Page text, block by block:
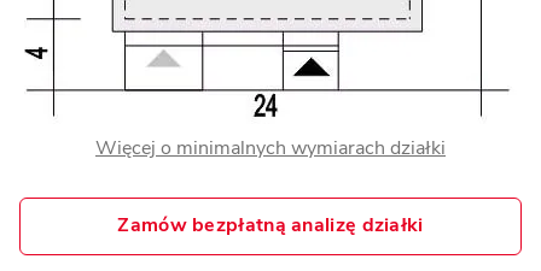
Więcej o minimalnych wymiarach działki
Zamów bezpłatną analizę działki